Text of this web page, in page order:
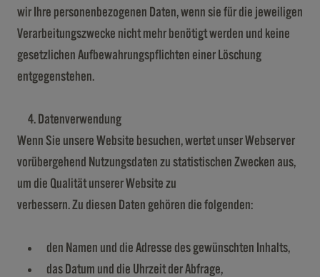
wir Ihre personenbezogenen Daten, wenn sie für die jeweiligen
Verarbeitungszwecke nicht mehr benötigt werden und keine
gesetzlichen Aufbewahrungspflichten einer Löschung
entgegenstehen.
Datenverwendung
Wenn Sie unsere Website besuchen, wertet unser Webserver
vorübergehend Nutzungsdaten zu statistischen Zwecken aus,
um die Qualität unserer Website zu
verbessern. Zu diesen Daten gehören die folgenden:
den Namen und die Adresse des gewünschten Inhalts,
das Datum und die Uhrzeit der Abfrage,